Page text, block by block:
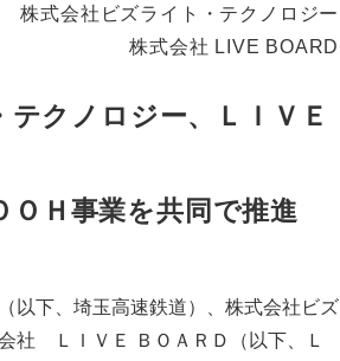
株式会社ビズライト・テクノロジー
株式会社 LIVE BOARD
クノロジー、ＬＩＶＥ
Ｈ事業を共同で推進
以下、埼玉高速鉄道）、株式会社ビズ
社 ＬＩＶＥ ＢＯＡＲＤ（以下、Ｌ